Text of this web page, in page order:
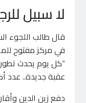
لا سبيل
في مركز مفتوح
“كل يوم يحدث
عقبة جديدة.. عدد